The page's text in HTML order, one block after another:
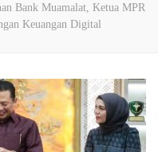
Bank Muamalat, Ketua MPR
Keuangan Digital